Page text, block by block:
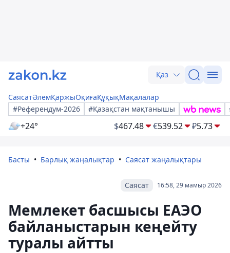
Қаз
СаясатӘлемҚаржыОқиғаҚұқықМақалалар
#Референдум-2026
#Қазақстан мақтанышы
+24° $467.48 €539.52 ₽5.73
Басты Барлық жаңалықтар Саясат жаңалықтары
16:58, 29 мамыр 2026
Саясат
Мемлекет басшысы ЕАЭО
байланыстарын кеңейту
туралы айтты